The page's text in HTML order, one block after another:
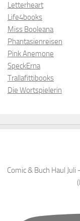
Letterheart
Life4books
Miss Booleana
Phantasienreisen
Pink Anemone
SpeckErna
Trallafittibooks
Die Wortspielerin
Comic & Buch Haul